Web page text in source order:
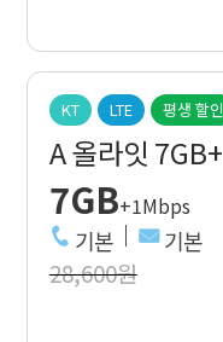
KT LTE 평생 할인
A 올라잇 7GB+
7GB+1Mbps
기본 기본
28,600원